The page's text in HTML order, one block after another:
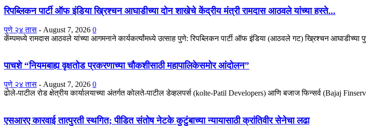
रिपब्लिकन पार्टी ऑफ इंडिया ख्रिश्चन आघाडीच्या दोन शाखेचे केंद्रीय मंत्री रामदास आठवले यांच्या हस्ते...
पुणे २४ तास - August 7, 2026 0
कॅम्पमध्ये रामदास आठवले यांच्या आगमनाने कार्यकर्त्यांमध्ये उत्साह पुणे: रिपब्लिकन पार्टी ऑफ इंडिया (आठवले गट) ख्रिश्चन आघाडीच्या
पाचशे “नियमबाह्य वृक्षतोड प्रकरणाच्या चौकशीसाठी महापालिकेसमोर आंदोलन”
पुणे २४ तास - August 7, 2026 0
ढोले-पाटील रोड क्षेत्रीय कार्यालयाच्या अंतर्गत कोलते-पाटील डेव्हलपर्स (kolte-Patil Developers) आणि बजाज फिन्सर्व (Bajaj
एसआरए कारवाई तात्पुरती स्थगित; पीडित संतोष नेटके कुटुंबाच्या न्यायासाठी क्रांतिवीर सेनेचा लढा